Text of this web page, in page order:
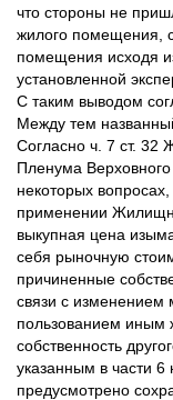
что стороны не
жилого помещения,
помещения исходя
установленной
С таким выводом
Между тем
Согласно ч. 7 ст. 32
Пленума
некоторых
применении
выкупная цена
себя рыночную
причиненные
связи с
пользованием
собственность
указанным в части
предусмотрено